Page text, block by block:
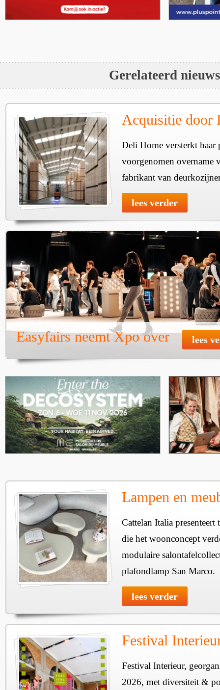
Gerelateerd nieuws
Acquisitie door
Deli Home versterkt haar
voorgenomen overname
fabrikant van
lees verder
Easyfairs neemt Xpo over lees
Lampen en
Cattelan Italia
die het woonconcept
modulaire
plafondlamp San Marco.
lees verder
Festival
Festival Interieur,
2026, met diversiteit &